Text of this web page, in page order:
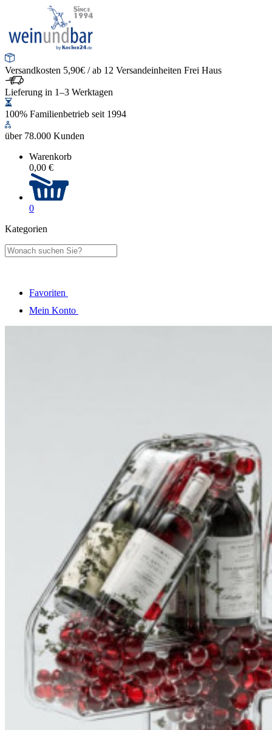
Versandkosten 5,90€ / ab 12 Versandeinheiten Frei Haus
Lieferung in 1–3 Werktagen
100% Familienbetrieb seit 1994
über 78.000 Kunden
Warenkorb
0,00 €
0
Kategorien
Favoriten
Mein Konto